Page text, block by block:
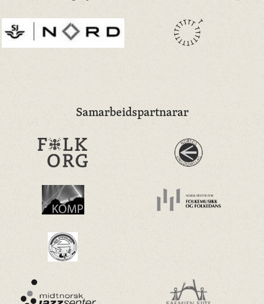
Samarbeidspartnarar